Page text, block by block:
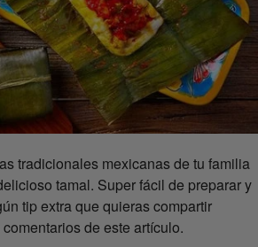
tradicionales mexicanas de tu familia
tamal. Super fácil de preparar y
tip extra que quieras compartir
de este artículo.